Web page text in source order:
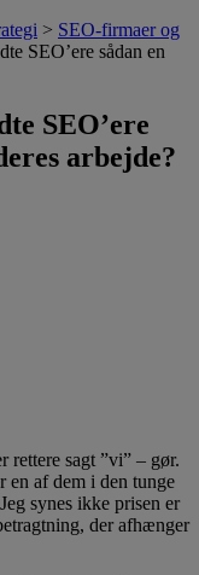
> SEO-firmaer og
SEO’ere sådan en
SEO’ere
arbejde?
rettere sagt ”vi” – gør.
en af dem i den tunge
synes ikke prisen er
der afhænger